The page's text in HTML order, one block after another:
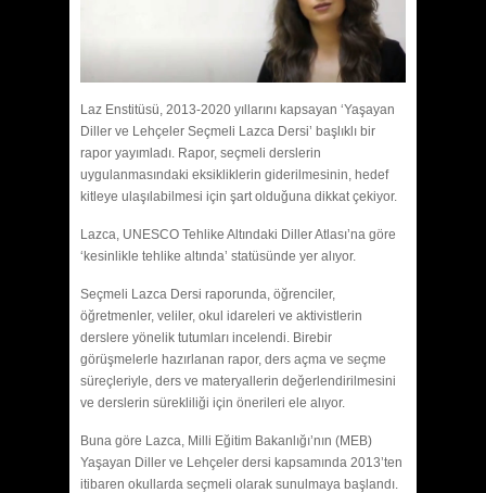
Laz Enstitüsü, 2013-2020 yıllarını kapsayan ‘Yaşayan
Diller ve Lehçeler Seçmeli Lazca Dersi’ başlıklı bir
rapor yayımladı. Rapor, seçmeli derslerin
uygulanmasındaki eksikliklerin giderilmesinin, hedef
kitleye ulaşılabilmesi için şart olduğuna dikkat çekiyor.
Lazca, UNESCO Tehlike Altındaki Diller Atlası’na göre
‘kesinlikle tehlike altında’ statüsünde yer alıyor.
Seçmeli Lazca Dersi raporunda, öğrenciler,
öğretmenler, veliler, okul idareleri ve aktivistlerin
derslere yönelik tutumları incelendi. Birebir
görüşmelerle hazırlanan rapor, ders açma ve seçme
süreçleriyle, ders ve materyallerin değerlendirilmesini
ve derslerin sürekliliği için önerileri ele alıyor.
Buna göre Lazca, Milli Eğitim Bakanlığı’nın (MEB)
Yaşayan Diller ve Lehçeler dersi kapsamında 2013’ten
itibaren okullarda seçmeli olarak sunulmaya başlandı.